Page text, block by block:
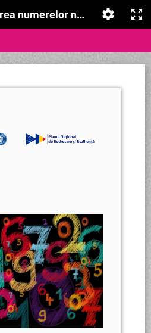
numerelor naturale de la 0